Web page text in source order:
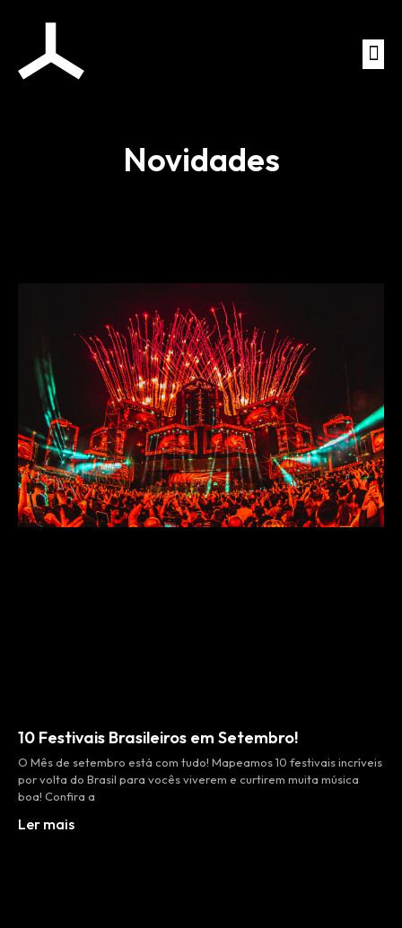
Novidades
10 Festivais Brasileiros em Setembro!
O Mês de setembro está com tudo! Mapeamos 10 festivais incríveis
por volta do Brasil para vocês viverem e curtirem muita música
boa! Confira a
Ler mais